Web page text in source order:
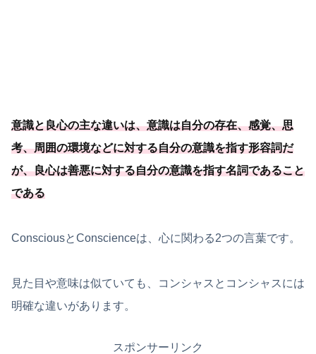
意識と良心の主な違いは、意識は自分の存在、感覚、思
考、周囲の環境などに対する自分の意識を指す形容詞だ
が、良心は善悪に対する自分の意識を指す名詞であること
である
ConsciousとConscienceは、心に関わる2つの言葉です。
見た目や意味は似ていても、コンシャスとコンシャスには
明確な違いがあります。
スポンサーリンク